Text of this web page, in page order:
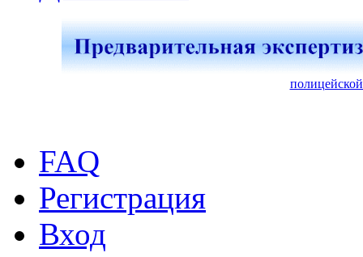
FAQ
Регистрация
Вход